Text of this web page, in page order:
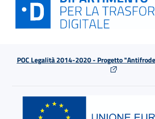
POC Legalità 2014-2020 - Progetto